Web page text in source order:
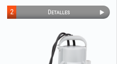
Detalles
2